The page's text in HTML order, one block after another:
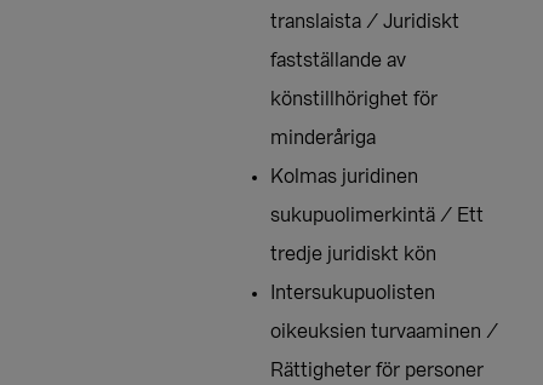
translaista / Juridiskt
fastställande av
könstillhörighet för
minderåriga
Kolmas juridinen
sukupuolimerkintä / Ett
tredje juridiskt kön
Intersukupuolisten
oikeuksien turvaaminen /
Rättigheter för personer